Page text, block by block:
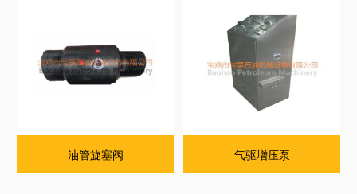
油管旋塞阀 气驱增压泵